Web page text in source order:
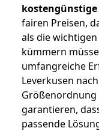
fairen Preisen,
als die
kümmern
umfangreiche
Leverkusen
garantieren,
passende